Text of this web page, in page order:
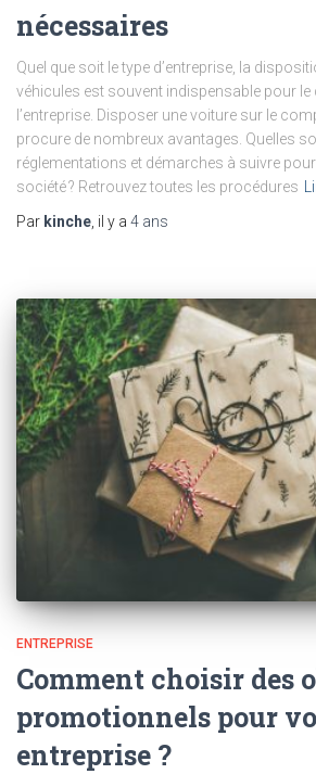
nécessaires
Quel que soit le type d’entreprise, la
véhicules est souvent indispensable pour le
l’entreprise. Disposer une voiture sur le
procure de nombreux avantages. Quelles
réglementations et démarches à suivre
société ? Retrouvez toutes les procédures
Par kinche, il y a 4 ans
ENTREPRISE
Comment choisir des
promotionnels pour
entreprise ?